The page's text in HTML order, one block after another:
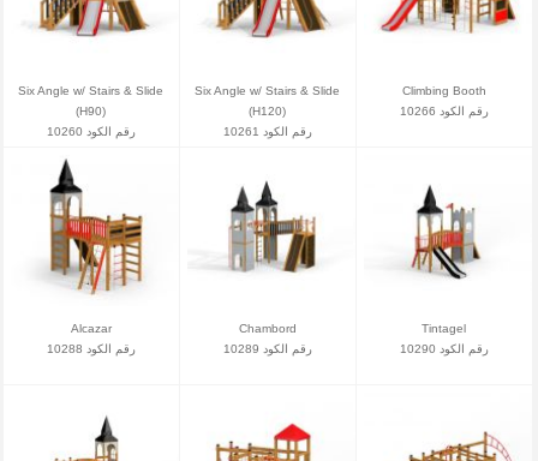
Six Angle w/ Stairs & Slide
(H90)
رقم الكود 10260
Six Angle w/ Stairs & Slide
(H120)
رقم الكود 10261
Climbing Booth
رقم الكود 10266
Alcazar
رقم الكود 10288
Chambord
رقم الكود 10289
Tintagel
رقم الكود 10290